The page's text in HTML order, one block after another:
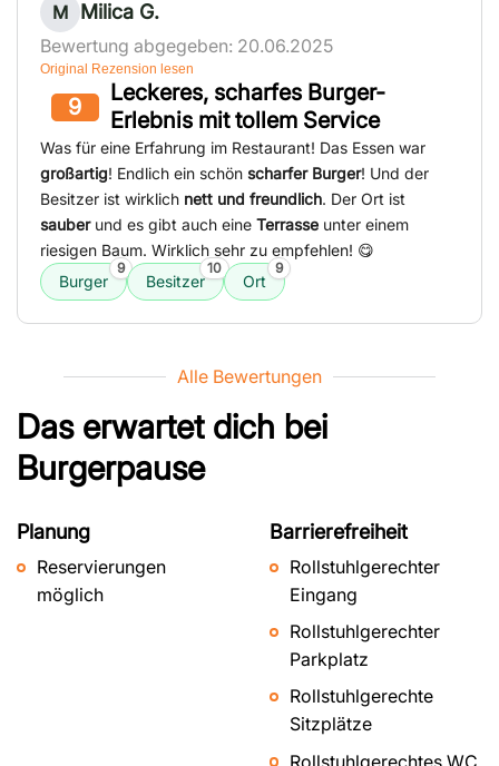
M Milica G.
Bewertung abgegeben: 20.06.2025
Original Rezension lesen
9
Leckeres, scharfes Burger-
Erlebnis mit tollem Service
Was für eine Erfahrung im Restaurant! Das Essen war
großartig! Endlich ein schön scharfer Burger! Und der
Besitzer ist wirklich nett und freundlich. Der Ort ist
sauberund es gibt auch eine Terrasse unter einem
riesigen Baum. Wirklich sehr zu empfehlen! 😋
Burger
9
Besitzer
10
Ort
9
Alle Bewertungen
Das erwartet dich bei
Burgerpause
Planung
Reservierungen
möglich
Barrierefreiheit
Rollstuhlgerechter
Eingang
Rollstuhlgerechter
Parkplatz
Rollstuhlgerechte
Sitzplätze
Rollstuhlgerechtes WC